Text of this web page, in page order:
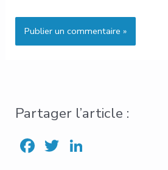
Partager l’article :
F T